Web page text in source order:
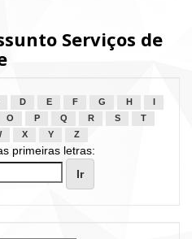
Serviços de
D E F G H
O P Q R S
T
X Y Z
primeiras letras: